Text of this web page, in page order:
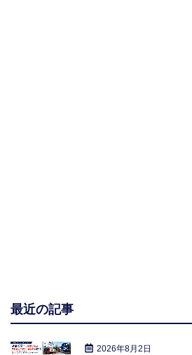
最近の記事
2026年8月2日